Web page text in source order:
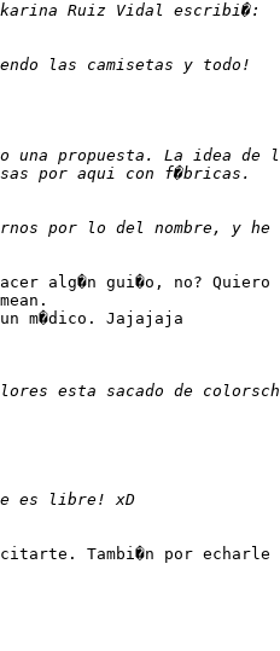
alg�n gui�o, no?
m�dico. Jajajaja
Tambi�n por echarle